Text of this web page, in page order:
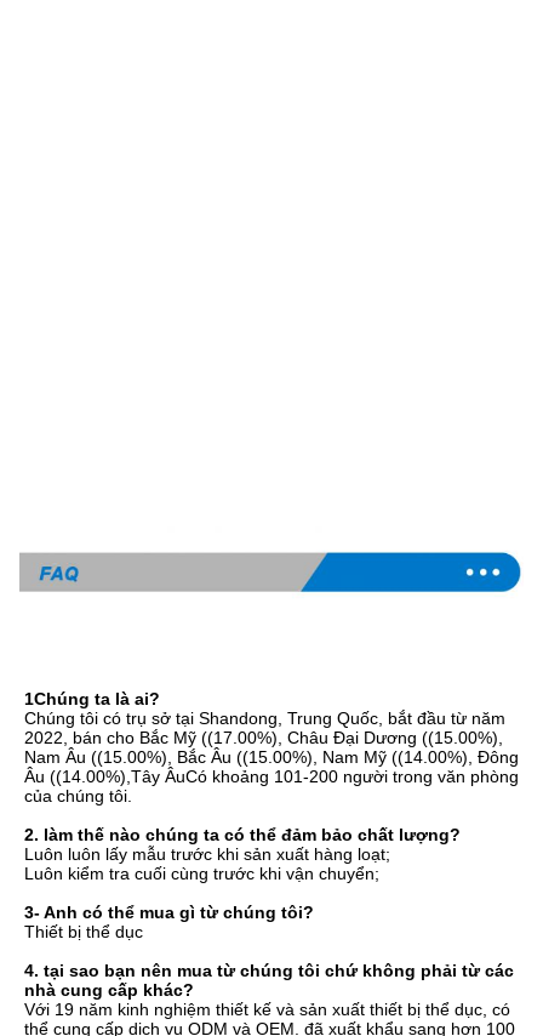
1Chúng ta là ai?
Chúng tôi có trụ sở tại Shandong, Trung Quốc, bắt đầu từ năm
2022, bán cho Bắc Mỹ ((17.00%), Châu Đại Dương ((15.00%),
Nam Âu ((15.00%), Bắc Âu ((15.00%), Nam Mỹ ((14.00%), Đông
Âu ((14.00%),Tây ÂuCó khoảng 101-200 người trong văn phòng
của chúng tôi.
2. làm thế nào chúng ta có thể đảm bảo chất lượng?
Luôn luôn lấy mẫu trước khi sản xuất hàng loạt;
Luôn kiểm tra cuối cùng trước khi vận chuyển;
3- Anh có thể mua gì từ chúng tôi?
Thiết bị thể dục
4. tại sao bạn nên mua từ chúng tôi chứ không phải từ các
nhà cung cấp khác?
Với 19 năm kinh nghiệm thiết kế và sản xuất thiết bị thể dục, có
thể cung cấp dịch vụ ODM và OEM. đã xuất khẩu sang hơn 100